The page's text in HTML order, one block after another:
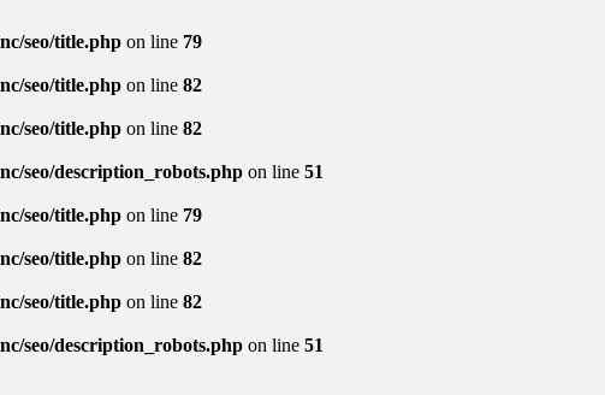
seo/title.php on line 79
seo/title.php on line 82
seo/title.php on line 82
seo/description_robots.php on line 51
seo/title.php on line 79
seo/title.php on line 82
seo/title.php on line 82
seo/description_robots.php on line 51